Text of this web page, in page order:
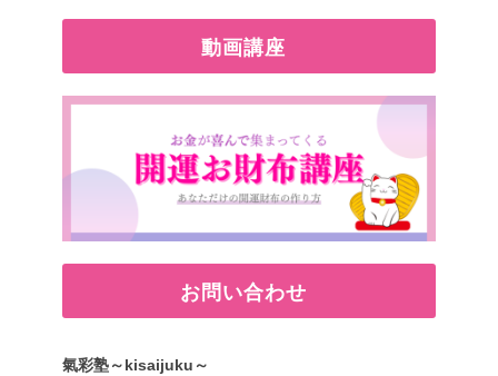
動画講座
お問い合わせ
氣彩塾～kisaijuku～